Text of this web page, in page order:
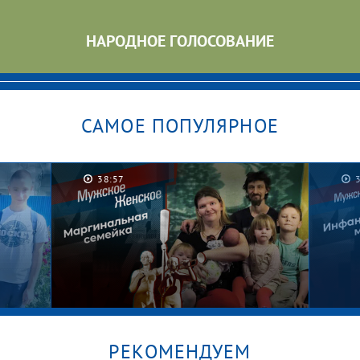
НАРОДНОЕ ГОЛОСОВАНИЕ
САМОЕ ПОПУЛЯРНОЕ
38:57
РЕКОМЕНДУЕМ